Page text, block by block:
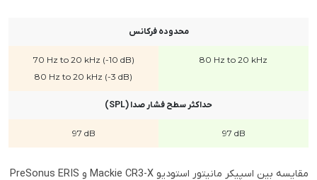
محدوده فرکانس
80 Hz to 20 kHz
70 Hz to 20 kHz (-10 dB)
80 Hz to 20 kHz (-3 dB)
حداکثر سطح فشار صدا (SPL)
97 dB
97 dB
مقایسه بین اسپیکر مانیتور استودیو Mackie CR3-X و PreSonus ERIS